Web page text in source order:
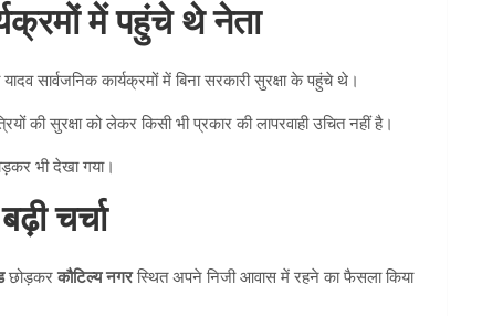
में पहुंचे थे नेता
सार्वजनिक कार्यक्रमों में बिना सरकारी सुरक्षा के पहुंचे थे।
की सुरक्षा को लेकर किसी भी प्रकार की लापरवाही उचित नहीं है।
भी देखा गया।
चर्चा
छोड़करकौटिल्य नगरस्थित अपने निजी आवास में रहने का फैसला किया